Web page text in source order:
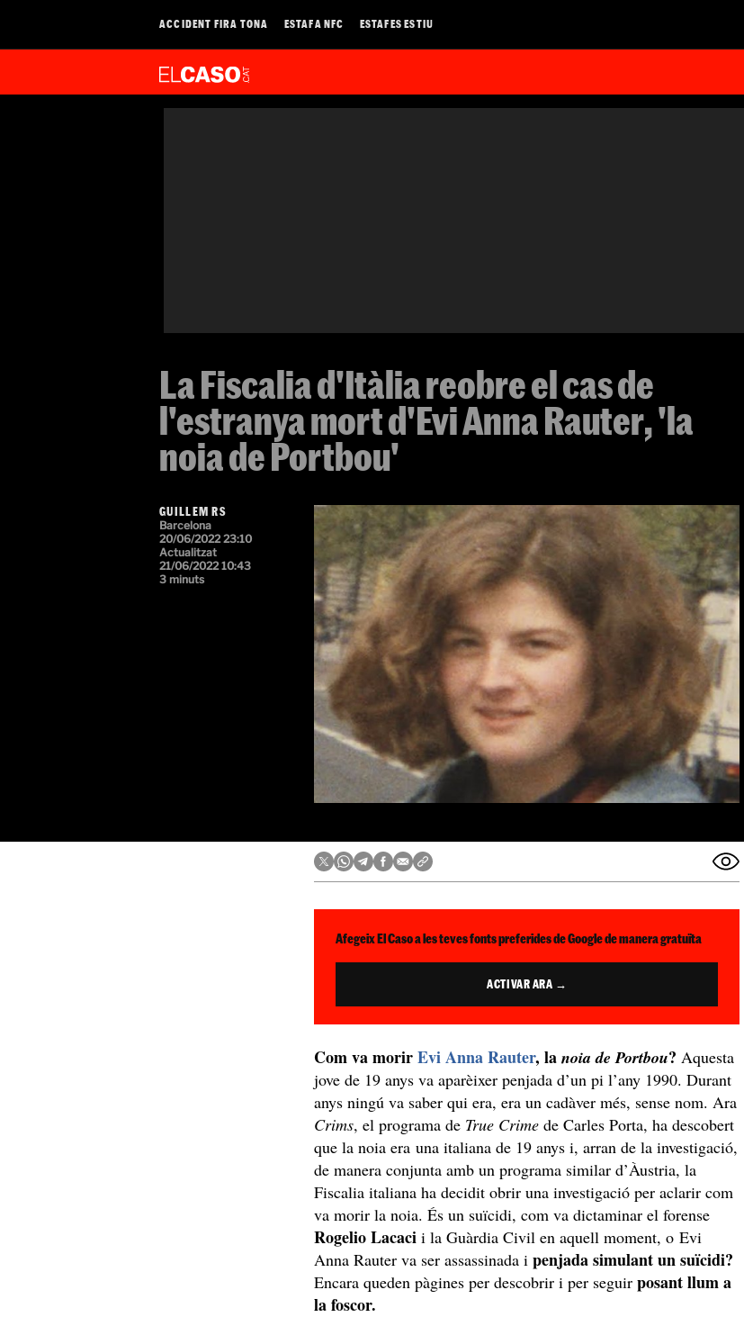
ACCIDENT FIRA TONA ESTAFA NFC ESTAFES ESTIU
La Fiscalia d'Itàlia reobre el cas de
l'estranya mort d'Evi Anna Rauter, 'la
noia de Portbou'
GUILLEM RS
Barcelona
20/06/2022 23:10
Actualitzat
21/06/2022 10:43
3 minuts
Afegeix El Caso a les teves fonts preferides de Google de manera gratuïta
ACTIVAR ARA →
Com va morirEvi Anna Rauter, lanoia de Portbou?Aquesta
jove de 19 anys va aparèixer penjada d’un pi l’any 1990. Durant
anys ningú va saber qui era, era un cadàver més, sense nom. Ara
Crims, el programa de True Crime de Carles Porta, ha descobert
que la noia era una italiana de 19 anys i, arran de la investigació,
de manera conjunta amb un programa similar d’Àustria, la
Fiscalia italiana ha decidit obrir una investigació per aclarir com
va morir la noia. És un suïcidi, com va dictaminar el forense
Rogelio Lacaci i la Guàrdia Civil en aquell moment, o Evi
Anna Rauter va ser assassinada ipenjada simulant un suïcidi?
Encara queden pàgines per descobrir i per seguirposant llum a
la foscor.